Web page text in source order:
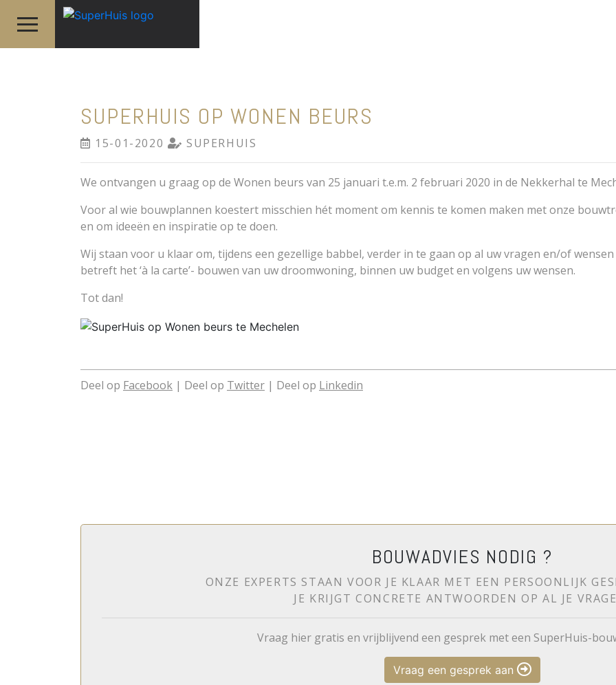
SUPERHUIS OP WONEN BEURS
15-01-2020 SUPERHUIS
We ontvangen u graag op de Wonen beurs van 25 januari t.e.m. 2 februari 2020 in de Nekkerhal te
Voor al wie bouwplannen koestert misschien hét moment om kennis te komen maken met onze
en om ideeën en inspiratie op te doen.
Wij staan voor u klaar om, tijdens een gezellige babbel, verder in te gaan op al uw vragen en/of wensen
betreft het ‘à la carte’- bouwen van uw droomwoning, binnen uw budget en volgens uw wensen.
Tot dan!
Deel op Facebook | Deel op Twitter | Deel op Linkedin
BOUWADVIES NODIG ?
ONZE EXPERTS STAAN VOOR JE KLAAR MET EEN PERSOONLIJK
JE KRIJGT CONCRETE ANTWOORDEN OP AL JE
Vraag hier gratis en vrijblijvend een gesprek met een SuperHuis-
Vraag een gesprek aan